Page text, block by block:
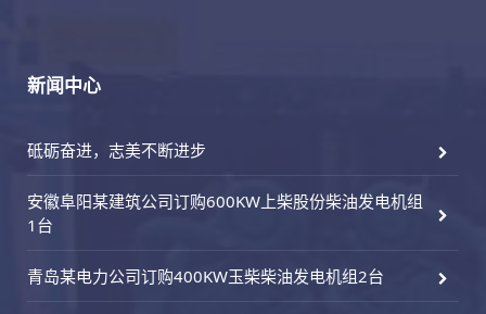
新闻中心
砥砺奋进，志美不断进步
安徽阜阳某建筑公司订购600KW上柴股份柴油发电机组
1台
青岛某电力公司订购400KW玉柴柴油发电机组2台